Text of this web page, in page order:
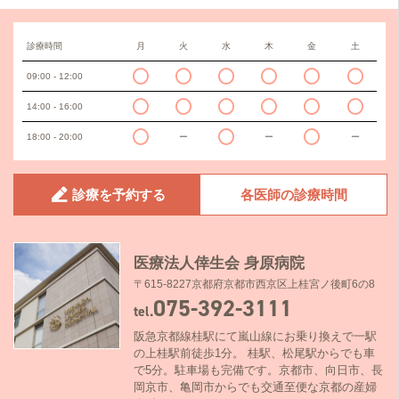
診療時間 月 火 水 木 金 土
09:00 - 12:00
14:00 - 16:00
18:00 - 20:00 ー ー ー
診療を予約する 各医師の診療時間
医療法人倖生会 身原病院
〒615-8227京都府京都市西京区上桂宮ノ後町6の8
tel.075-392-3111
阪急京都線桂駅にて嵐山線にお乗り換えで一駅
の上桂駅前徒歩1分。 桂駅、松尾駅からでも車
で5分。駐車場も完備です。京都市、向日市、長
岡京市、亀岡市からでも交通至便な京都の産婦